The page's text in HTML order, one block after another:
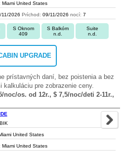
Miami United States
11/2026 Príchod: 09/11/2026 nocí: 7
S Oknom
409
S Balkóm
n.d.
Suite
n.d.
UPGRADE
prístavných daní, bez poistenia a bez
pre zobrazenie ceny.
os. od 12r., $ 7,5/noc/deti 2-11r.,
United States
Miami United States